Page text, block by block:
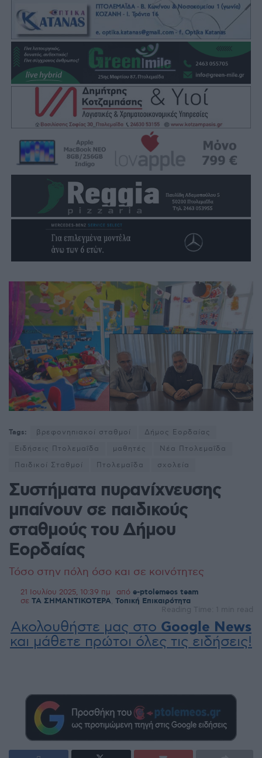
Tags: βρεφονηπιακοί σταθμοί
Δήμος Εορδαίας
Ειδήσεις Πτολεμαΐδα
μαθητές
Νέα Πτολεμαΐδα
Παιδικοί Σταθμοί
Πτολεμαΐδα σχολεία
Συστήματα πυρανίχνευσης
μπαίνουν σε παιδικούς
σταθμούς του Δήμου
Εορδαίας
Τόσο στην πόλη όσο και σε κοινότητες
21 Ιουλίου 2025, 10:39 πμ από e-ptolemeos team
σε ΤΑ ΣΗΜΑΝΤΙΚΟΤΕΡΑ Τοπική Επικαιρότητα
Reading Time: 1 min read
Ακολουθήστε μας στο Google News
και μάθετε πρώτοι όλες τις ειδήσεις!